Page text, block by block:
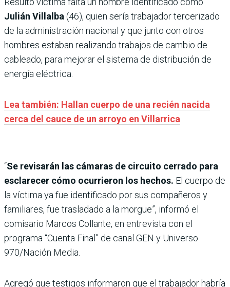
Julián Villalba(46), quien sería trabajador tercerizado
de la administración nacional y que junto con otros
hombres estaban realizando trabajos de cambio de
cableado, para mejorar el sistema de distribución de
energía eléctrica.
Lea también: Hallan cuerpo de una recién nacida
cerca del cauce de un arroyo en Villarrica
“Se revisarán las cámaras de circuito cerrado para
esclarecer cómo ocurrieron los hechos. El cuerpo de
la víctima ya fue identificado por sus compañeros y
familiares, fue trasladado a la morgue”, informó el
comisario Marcos Collante, en entrevista con el
programa “Cuenta Final” de canal GEN y Universo
970/Nación Media.
Agregó que testigos informaron que el trabajador habría